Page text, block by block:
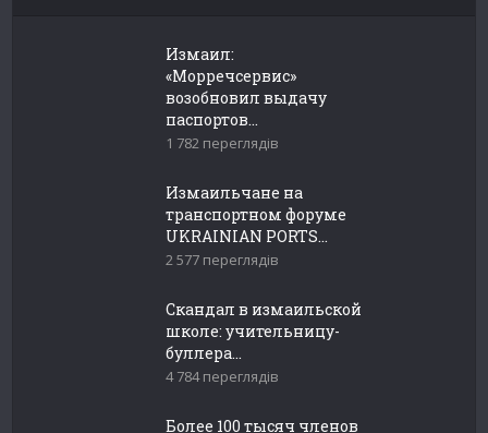
Измаил:
«Морречсервис»
возобновил выдачу
паспортов...
1 782 переглядів
Измаильчане на
транспортном форуме
UKRAINIAN PORTS...
2 577 переглядів
Скандал в измаильской
школе: учительницу-
буллера...
4 784 переглядів
Более 100 тысяч членов